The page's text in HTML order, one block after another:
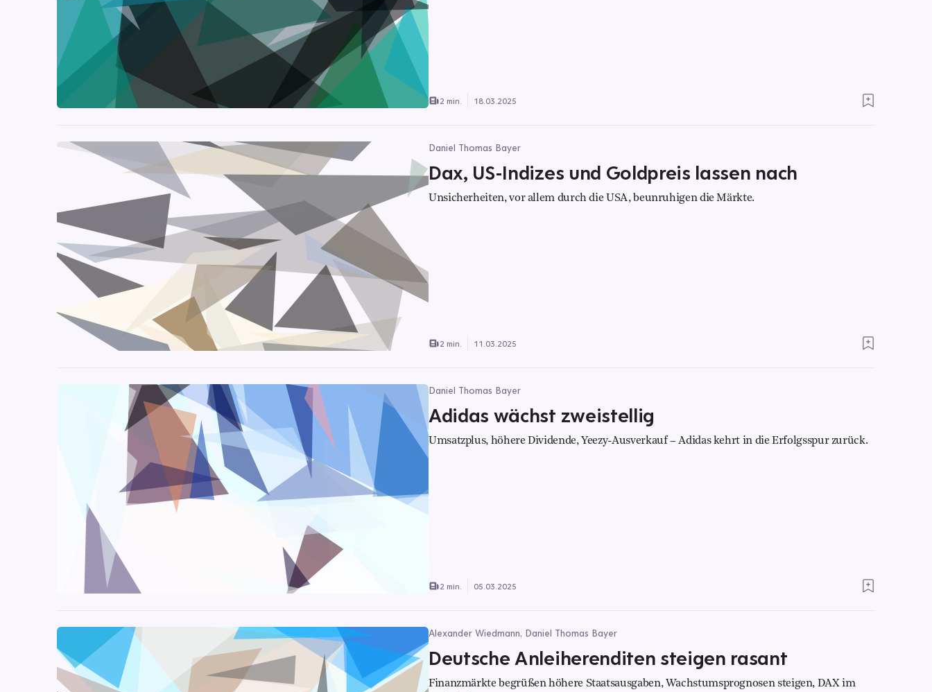
2 min. 18.03.2025
Daniel Thomas Bayer
Dax, US-Indizes und Goldpreis lassen nach
Unsicherheiten, vor allem durch die USA, beunruhigen die Märkte.
2 min. 11.03.2025
Daniel Thomas Bayer
Adidas wächst zweistellig
Umsatzplus, höhere Dividende, Yeezy-Ausverkauf – Adidas kehrt in die Erfolgsspur zurück.
2 min. 05.03.2025
Alexander Wiedmann, Daniel Thomas Bayer
Deutsche Anleiherenditen steigen rasant
Finanzmärkte begrüßen höhere Staatsausgaben, Wachstumsprognosen steigen, DAX im